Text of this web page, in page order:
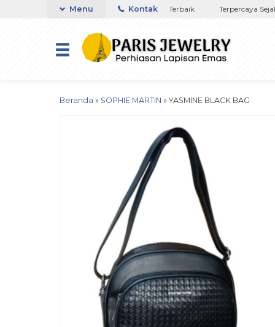
Toko Titanium Lapisan Emas Terbaik Terpercaya Sejak
Menu Kontak
Beranda » SOPHIE MARTIN »YASMINE BLACK BAG